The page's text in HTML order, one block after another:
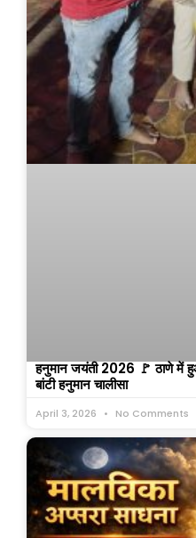
हनुमान जयंती 2026 🚩 ठाणे में
बांटी हनुमान चालीसा
April 3, 2026 No Comments